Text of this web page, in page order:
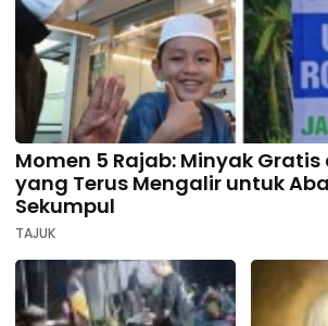
Momen 5 Rajab: Minyak
yang Terus Mengalir untuk
Sekumpul
TAJUK